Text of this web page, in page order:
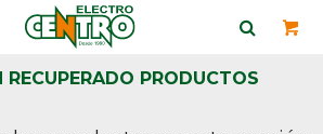
RECUPERADO PRODUCTOS